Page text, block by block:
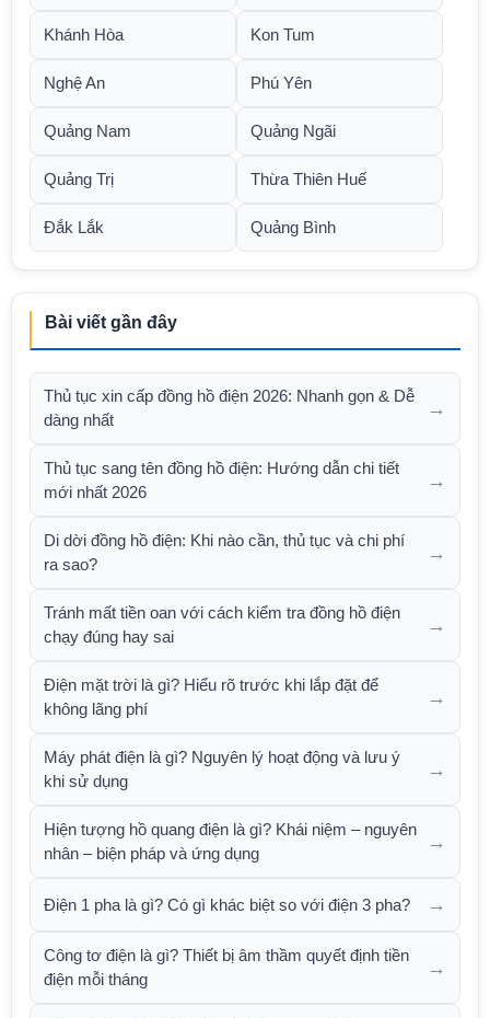
Khánh Hòa Kon Tum
Nghệ An Phú Yên
Quảng Nam Quảng Ngãi
Quảng Trị Thừa Thiên Huế
Đắk Lắk Quảng Bình
Bài viết gần đây
Thủ tục xin cấp đồng hồ điện 2026: Nhanh gọn & Dễ
dàng nhất
→
Thủ tục sang tên đồng hồ điện: Hướng dẫn chi tiết
mới nhất 2026
→
Di dời đồng hồ điện: Khi nào cần, thủ tục và chi phí
ra sao?
→
Tránh mất tiền oan với cách kiểm tra đồng hồ điện
chạy đúng hay sai
→
Điện mặt trời là gì? Hiểu rõ trước khi lắp đặt để
không lãng phí
→
Máy phát điện là gì? Nguyên lý hoạt động và lưu ý
khi sử dụng
→
Hiện tượng hồ quang điện là gì? Khái niệm – nguyên
nhân – biện pháp và ứng dụng
→
Điện 1 pha là gì? Có gì khác biệt so với điện 3 pha? →
Công tơ điện là gì? Thiết bị âm thầm quyết định tiền
điện mỗi tháng
→